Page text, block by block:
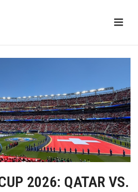
2026: QATAR VS.